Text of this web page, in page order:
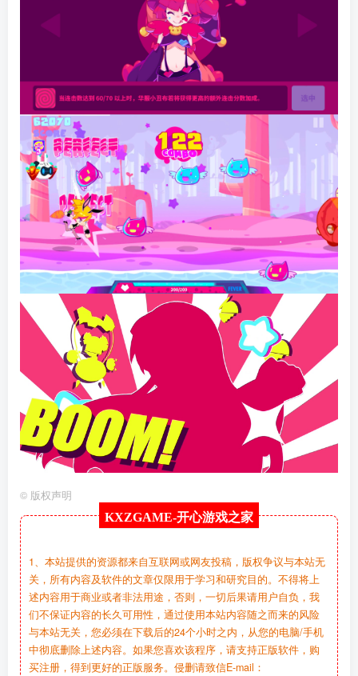
© 版权声明
KXZGAME-开心游戏之家
1、本站提供的资源都来自互联网或网友投稿，版权争议与本站无
关，所有内容及软件的文章仅限用于学习和研究目的。不得将上
述内容用于商业或者非法用途，否则，一切后果请用户自负，我
们不保证内容的长久可用性，通过使用本站内容随之而来的风险
与本站无关，您必须在下载后的24个小时之内，从您的电脑/手机
中彻底删除上述内容。如果您喜欢该程序，请支持正版软件，购
买注册，得到更好的正版服务。侵删请致信E-mail：